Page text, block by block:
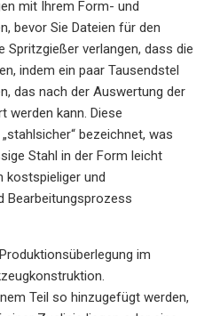
mit Ihrem Form- und
bevor Sie Dateien für den
Spritzgießer verlangen, dass die
indem ein paar Tausendstel
das nach der Auswertung der
werden kann. Diese
bezeichnet, was
Stahl in der Form leicht
kostspieliger und
Bearbeitungsprozess
im
Teil so hinzugefügt werden,